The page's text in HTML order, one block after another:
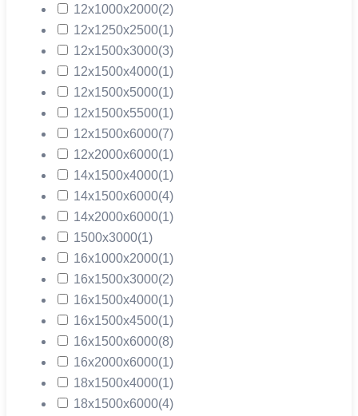
12х1000х2000(2)
12х1250х2500(1)
12х1500х3000(3)
12х1500х4000(1)
12х1500х5000(1)
12х1500х5500(1)
12х1500х6000(7)
12х2000х6000(1)
14х1500х4000(1)
14х1500х6000(4)
14х2000х6000(1)
1500х3000(1)
16х1000х2000(1)
16х1500х3000(2)
16х1500х4000(1)
16х1500х4500(1)
16х1500х6000(8)
16х2000х6000(1)
18х1500х4000(1)
18х1500х6000(4)